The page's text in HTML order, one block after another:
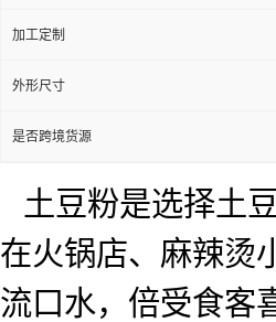
加工定制
外形尺寸
是否跨境货源
土豆粉是选择土
在火锅店、麻辣烫
流口水，倍受食客